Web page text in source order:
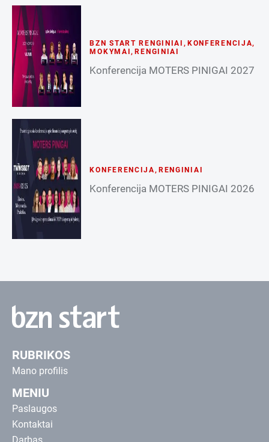
BZN START RENGINIAI , KONFERENCIJA,
MOKYMAI ,RENGINIAI
Konferencija MOTERS PINIGAI 2027
KONFERENCIJA, RENGINIAI
Konferencija MOTERS PINIGAI 2026
RUBRIKOS
Mano profilis
MENIU
Paslaugos
Kontaktai
Darbas